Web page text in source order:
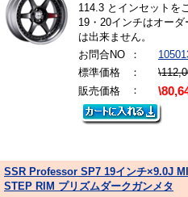
114.3 とインセットを
19・20インチはオー
は出来ません。
お問合NO
：
標準価格
：
販売価格
：
SSR Professor SP7 19インチ×9.0J
STEP RIM プリズムダークガンメタ